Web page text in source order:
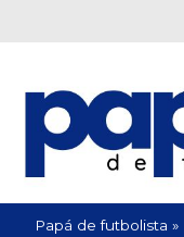
Papá de futbolista »